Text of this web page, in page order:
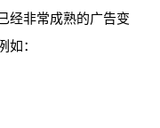
经非常成熟的广告变
如：